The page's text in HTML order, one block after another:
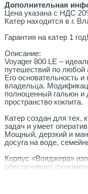
Дополнительная
Цена указана с НДС
Катер находится в г.
Гарантия на катер 1 год!
Описание:
Voyager 800 LE –
путешествий по любой
Его основательность
владельца.
полноценный гальюн и
пространство кокпита.
Катер создан для тех,
задач и умеет
Мощный, дерзкий и
досуга на воде,
Корпус «Вояджера»
обеспечивает
Закалённое ветровое